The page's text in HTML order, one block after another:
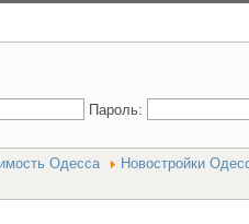
Пароль:
Одесса
Новостройки